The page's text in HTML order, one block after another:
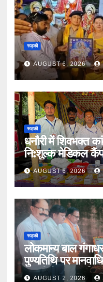
रूड़की
AUGUST 6, 2026
रूड़की
धनौरी में शिवभक्त
नि:शुल्क मेडिकल
AUGUST 6, 2026
रूड़की
लोकमान्य बाल
पुण्यतिथि पर
भावभीनी श्रद्धांजलि
AUGUST 2, 2026